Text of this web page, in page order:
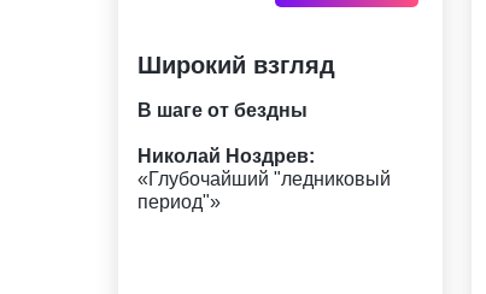
Широкий взгляд
В шаге от бездны
Николай Ноздрев:
«Глубочайший "ледниковый
период"»